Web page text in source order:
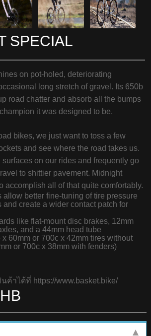
SPECIAL
on pot-holed, deteriorating
long stretch of gravel. Its 650b
road chatter and absorb all the bumps
it was designed to be.
bikes, we just want to toss a few
and see where the road takes us.
on our rides and frequently go
to shittier pavement. Midnight
accomplish all of that quite comfortably.
allow better fine-tuning of tire pressure
and create a wider contact patch for
like flat-mount disc brakes, 12mm
and a 44mm head tube
60mm or 700c x 42mm tires without
or 700c x 38mm with fenders)
ค้าได้ที่ https://www.basket.bike/